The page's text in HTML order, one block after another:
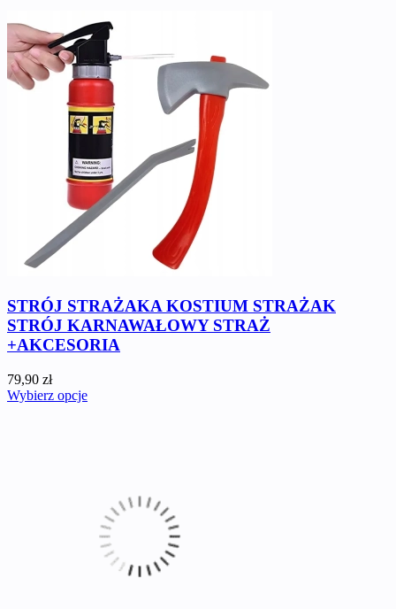
STRÓJ STRAŻAKA KOSTIUM STRAŻAK
STRÓJ KARNAWAŁOWY STRAŻ
+AKCESORIA
79,90 zł
Wybierz opcje